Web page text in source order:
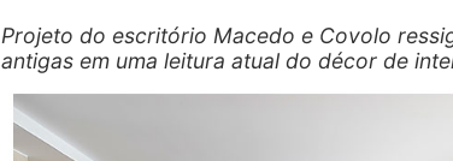
Projeto do escritório Macedo e Covolo
antigas em uma leitura atual do décor de